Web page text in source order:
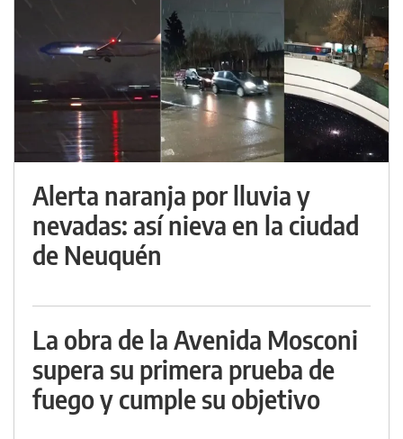
Alerta naranja por lluvia y
nevadas: así nieva en la ciudad
de Neuquén
La obra de la Avenida Mosconi
supera su primera prueba de
fuego y cumple su objetivo